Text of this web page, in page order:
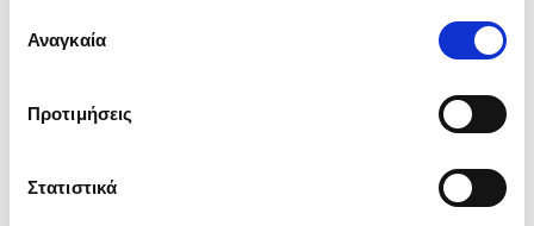
ενδιαφέρουν και να επιλέξετε από τα παρακάτω με την
΄΄και να ενημερωθείτε σχετικά με
συγκατάθεσης
Αναγκαία
Προτιμήσεις
Στατιστικά